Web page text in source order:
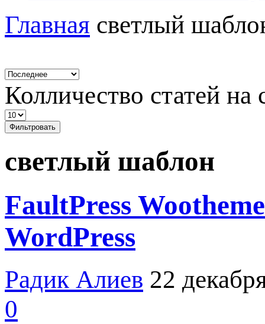
Главная светлый
Колличество статей на
Фильтровать
светлый шаблон
FaultPress
WordPress
Радик Алиев 22
0